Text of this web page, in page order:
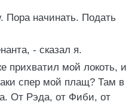
Пора начинать. Подать
- сказал я.
прихватил мой локоть, и
спер мой плащ? Там в
От Рэда, от Фиби, от